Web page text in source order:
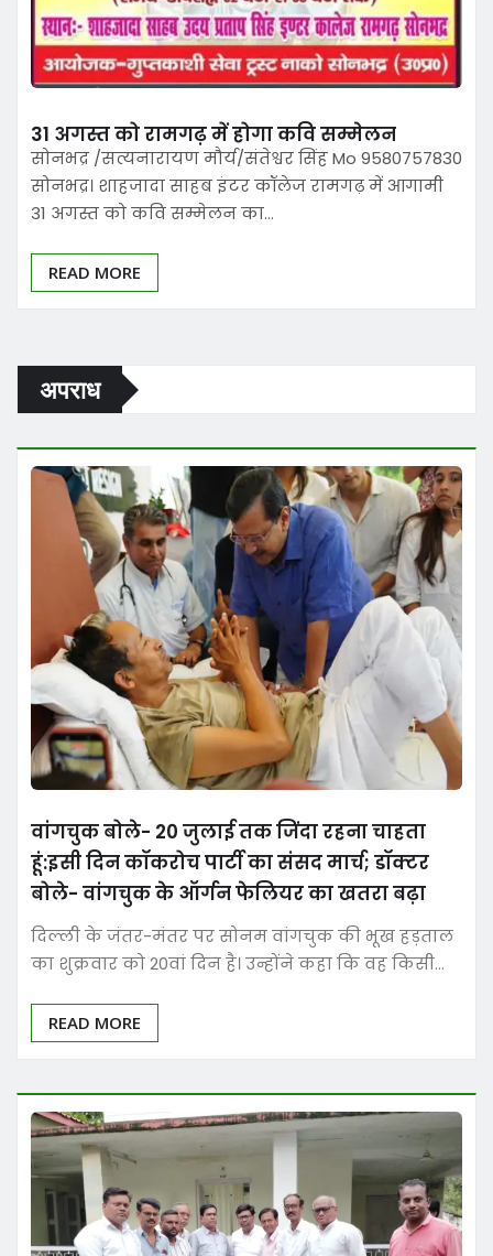
31 अगस्त को रामगढ़ में होगा कवि सम्मेलन
सोनभद्र /सत्यनारायण मौर्य/संतेश्वर सिंह Mo 9580757830
सोनभद्र। शाहजादा साहब इंटर कॉलेज रामगढ़ में आगामी
31 अगस्त को कवि सम्मेलन का…
READ MORE
अपराध
वांगचुक बोले- 20 जुलाई तक जिंदा रहना चाहता
हूं:इसी दिन कॉकरोच पार्टी का संसद मार्च; डॉक्टर
बोले- वांगचुक के ऑर्गन फेलियर का खतरा बढ़ा
दिल्ली के जंतर-मंतर पर सोनम वांगचुक की भूख हड़ताल
का शुक्रवार को 20वां दिन है। उन्होंने कहा कि वह किसी…
READ MORE